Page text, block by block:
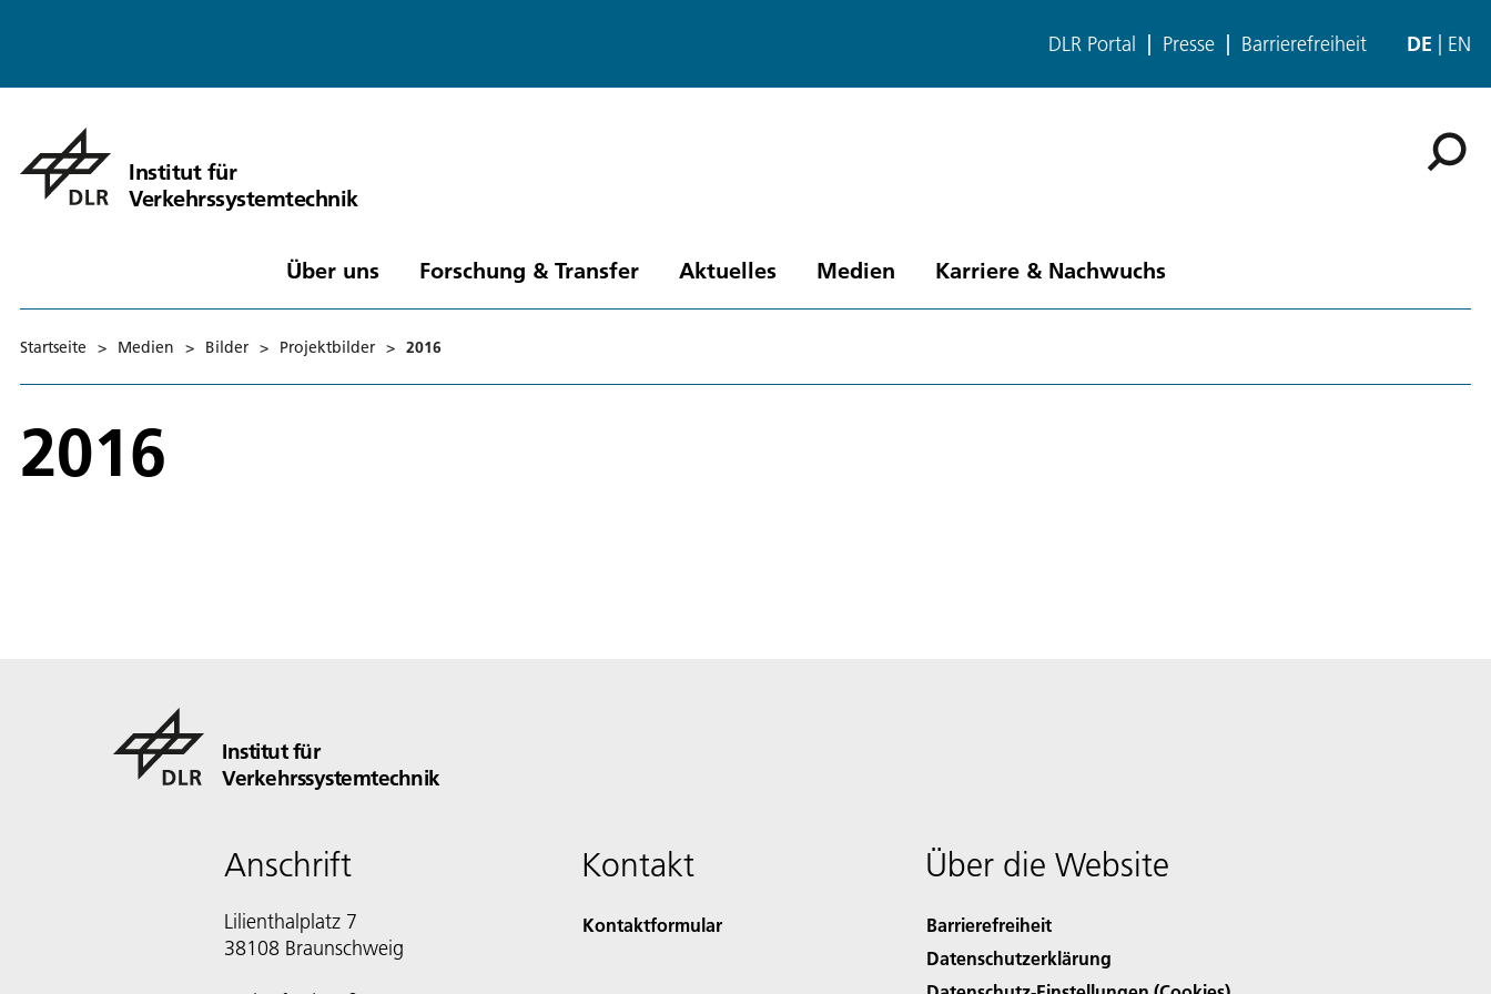
DLR Portal Presse Barrierefreiheit DE EN
Institut für
Verkehrssystemtechnik
Über uns Forschung & Transfer Aktuelles Medien Karriere & Nachwuchs
Startseite > Medien > Bilder > Projektbilder > 2016
2016
Institut für
Verkehrssystemtechnik
Anschrift
Lilienthalplatz 7
38108 Braunschweig
Kontakt
Kontaktformular
Über die Website
Barrierefreiheit
Datenschutzerklärung